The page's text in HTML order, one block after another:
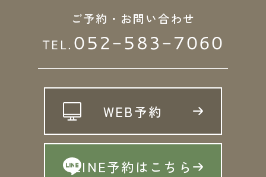
ご予約・お問い合わせ
TEL. 052-583-7060
WEB予約
LINE予約はこちら